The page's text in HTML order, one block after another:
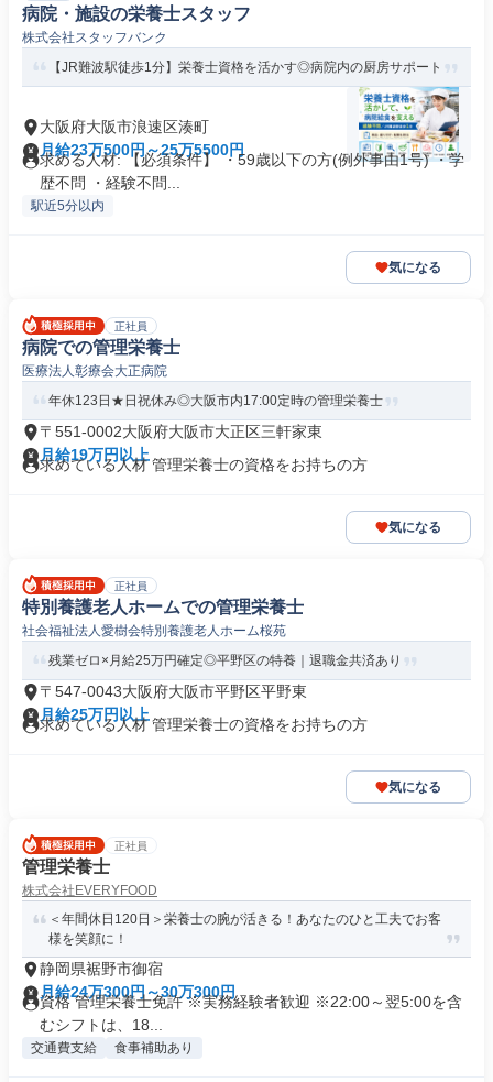
病院・施設の栄養士スタッフ
株式会社スタッフバンク
【JR難波駅徒歩1分】栄養士資格を活かす◎病院内の厨房サポート
大阪府大阪市浪速区湊町
月給23万500円～25万5500円
求める人材: 【必須条件】 ・59歳以下の方(例外事由1号) ・学
歴不問 ・経験不問...
駅近5分以内
気になる
正社員
病院での管理栄養士
医療法人彰療会大正病院
年休123日★日祝休み◎大阪市内17:00定時の管理栄養士
〒551-0002大阪府大阪市大正区三軒家東
月給19万円以上
求めている人材 管理栄養士の資格をお持ちの方
気になる
正社員
特別養護老人ホームでの管理栄養士
社会福祉法人愛樹会特別養護老人ホーム桜苑
残業ゼロ×月給25万円確定◎平野区の特養｜退職金共済あり
〒547-0043大阪府大阪市平野区平野東
月給25万円以上
求めている人材 管理栄養士の資格をお持ちの方
気になる
正社員
管理栄養士
株式会社EVERYFOOD
＜年間休日120日＞栄養士の腕が活きる！あなたのひと工夫でお客
様を笑顔に！
静岡県裾野市御宿
月給24万300円～30万300円
資格 管理栄養士免許 ※実務経験者歓迎 ※22:00～翌5:00を含
むシフトは、18...
交通費支給 食事補助あり